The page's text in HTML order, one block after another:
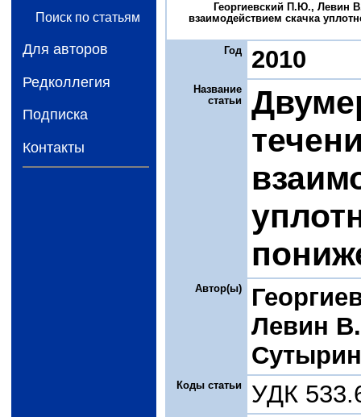
Поиск по статьям
Для авторов
Редколлегия
Подписка
Контакты
Георгиевский П.Ю., Левин
взаимодействием скачка
Год 2010
Название
статьи
Автор(ы)
Левин
Коды статьи УДК